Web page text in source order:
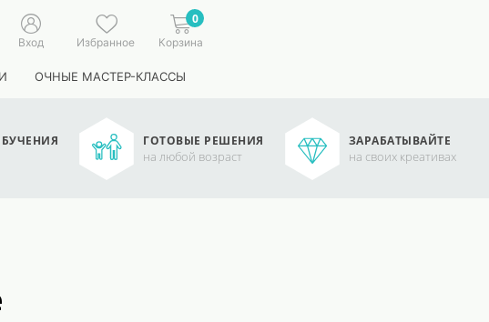
Вход Избранное
0
Корзина
ОЧНЫЕ МАСТЕР-КЛАССЫ
ГОТОВЫЕ РЕШЕНИЯ
на любой возраст
ЗАРАБАТЫВАЙТЕ
на своих креативах